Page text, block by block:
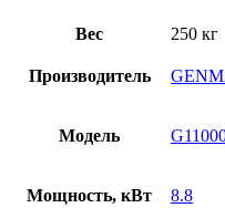
Вес 250 кг
Производитель
Модель
Мощность, кВт 8.8